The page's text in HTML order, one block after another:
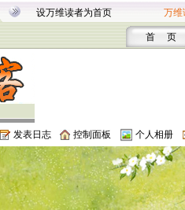
设万维读者为首页 万维
首 页
发表日志 控制面板 个人相册